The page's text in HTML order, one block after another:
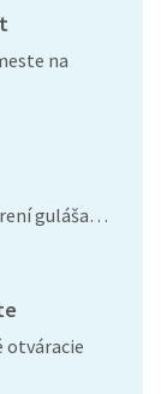
na
guláša…
otváracie